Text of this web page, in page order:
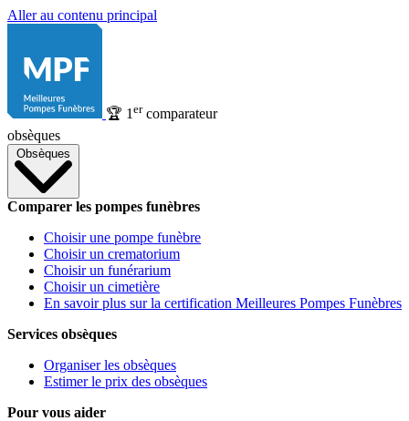
Aller au contenu principal
🏆 1 ercomparateur
obsèques
Obsèques
Comparer les pompes funèbres
Choisir une pompe funèbre
Choisir un crematorium
Choisir un funérarium
Choisir un cimetière
En savoir plus sur la certification Meilleures Pompes Funèbres
Services obsèques
Organiser les obsèques
Estimer le prix des obsèques
Pour vous aider